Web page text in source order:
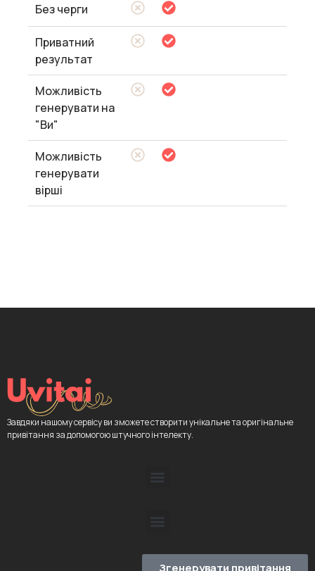
Без черги
Приватний
результат
Можливість
генерувати на
"Ви"
Можливість
генерувати
вірші
Завдяки нашому сервісу ви зможете створити унікальне та оригінальне
привітання за допомогою штучного інтелекту.
Згенерувати привітання